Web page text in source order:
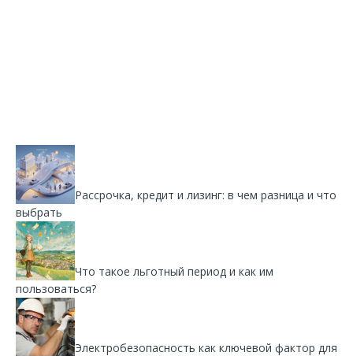
Рассрочка, кредит и лизинг: в чем разница и что
выбрать
Что такое льготный период и как им
пользоваться?
Электробезопасность как ключевой фактор для